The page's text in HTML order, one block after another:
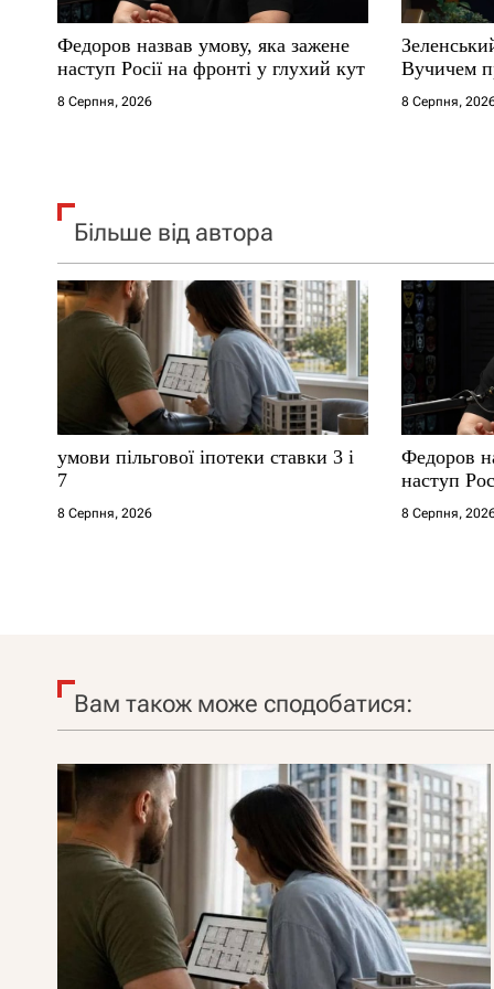
с
і
в
Федоров назвав умову, яка зажене
наступ Росії на фронті у глухий кут
8 Серпня, 2026
Вучичем
8 Серпня,
Більше від автора
умови пільгової іпотеки ставки 3 і
7
8 Серпня, 2026
Федоров
наступ
8 Серпня,
Вам також може сподобатися: